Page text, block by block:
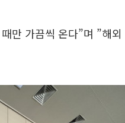
만 가끔씩 온다”며 ”해